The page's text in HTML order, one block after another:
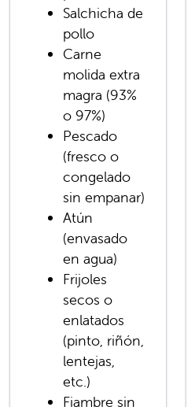
Bayas
Duraznos
Salchicha de
pollo
Carne
molida extra
magra (93%
o 97%)
Pescado
(fresco o
congelado
sin empanar)
Atún
(envasado
en agua)
Frijoles
secos o
enlatados
(pinto, riñón,
lentejas,
etc.)
Fiambre sin